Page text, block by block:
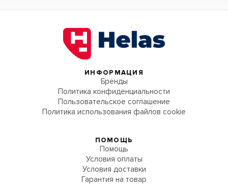
ИНФОРМАЦИЯ
Бренды
Политика конфиденциальности
Пользовательское соглашение
Политика использования файлов cookie
ПОМОЩЬ
Помощь
Условия оплаты
Условия доставки
Гарантия на товар